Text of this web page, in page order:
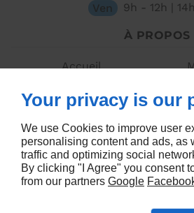
Ven
9h - 12h |
À PROPOS
Accueil
SUIVEZ-
Agence web
Your privacy is our
We use Cookies to improve user
personalising content and ads, as
traffic and optimizing social
By clicking "I Agree" you consent
from our partners Google